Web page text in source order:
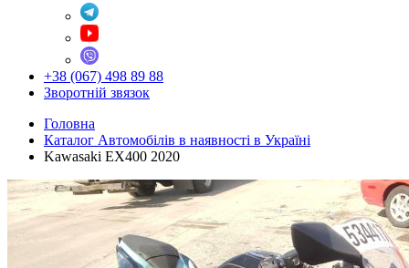
+38 (067) 498 89 88
Зворотній звязок
Головна
Каталог Автомобілів в наявності в Україні
Kawasaki EX400 2020